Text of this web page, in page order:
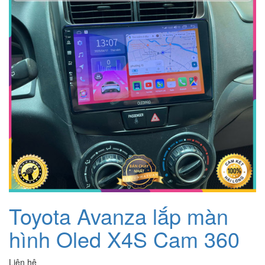
Toyota Avanza lắp màn
hình Oled X4S Cam 360
Liên hệ